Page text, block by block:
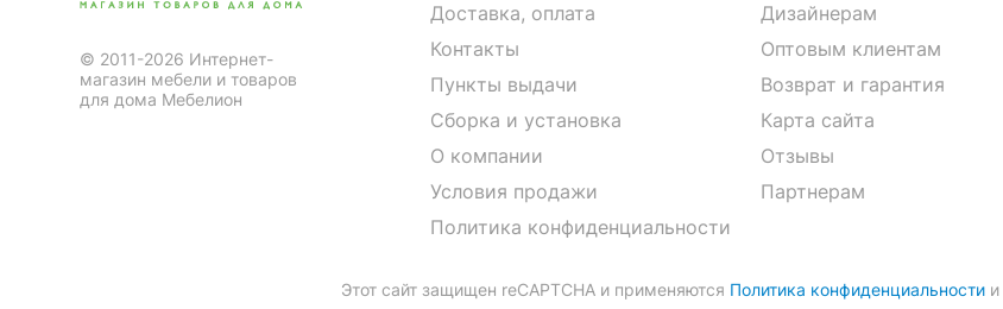
© 2011-2026 Интернет-
магазин мебели и товаров
для дома Мебелион
Доставка, оплата
Контакты
Пункты выдачи
Сборка и установка
О компании
Условия продажи
Политика конфиденциальности
Дизайнерам
Оптовым клиентам
Возврат и гарантия
Карта сайта
Отзывы
Партнерам
Этот сайт защищен reCAPTCHA и применяются Политика конфиденциальностии